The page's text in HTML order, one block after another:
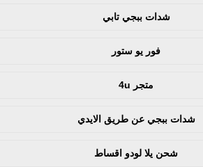
شدات ببجي تابي
فور يو ستور
متجر 4u
شدات ببجي عن طريق الايدي
شحن يلا لودو اقساط